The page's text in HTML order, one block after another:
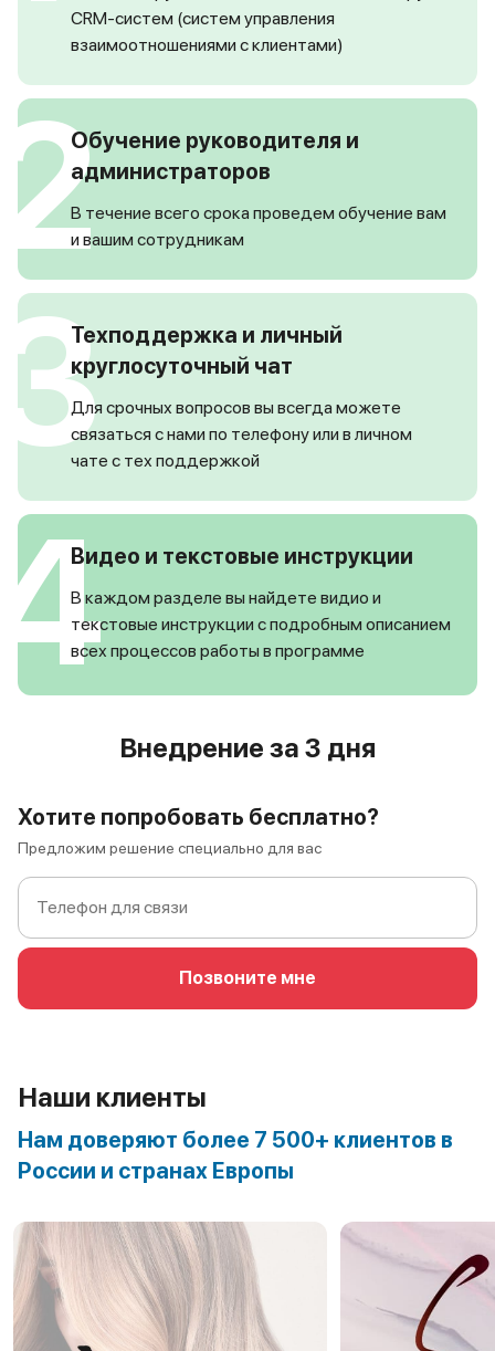
CRM-систем (систем управления
взаимоотношениями с клиентами)
Обучение руководителя и
администраторов
В течение всего срока проведем обучение вам
и вашим сотрудникам
Техподдержка и личный
круглосуточный чат
Для срочных вопросов вы всегда можете
связаться с нами по телефону или в личном
чате с тех поддержкой
Видео и текстовые инструкции
В каждом разделе вы найдете видио и
текстовые инструкции с подробным описанием
всех процессов работы в программе
Внедрение за 3 дня
Хотите попробовать бесплатно?
Предложим решение специально для вас
Позвоните мне
Наши клиенты
Нам доверяют более 7 500+ клиентов в
России и странах Европы